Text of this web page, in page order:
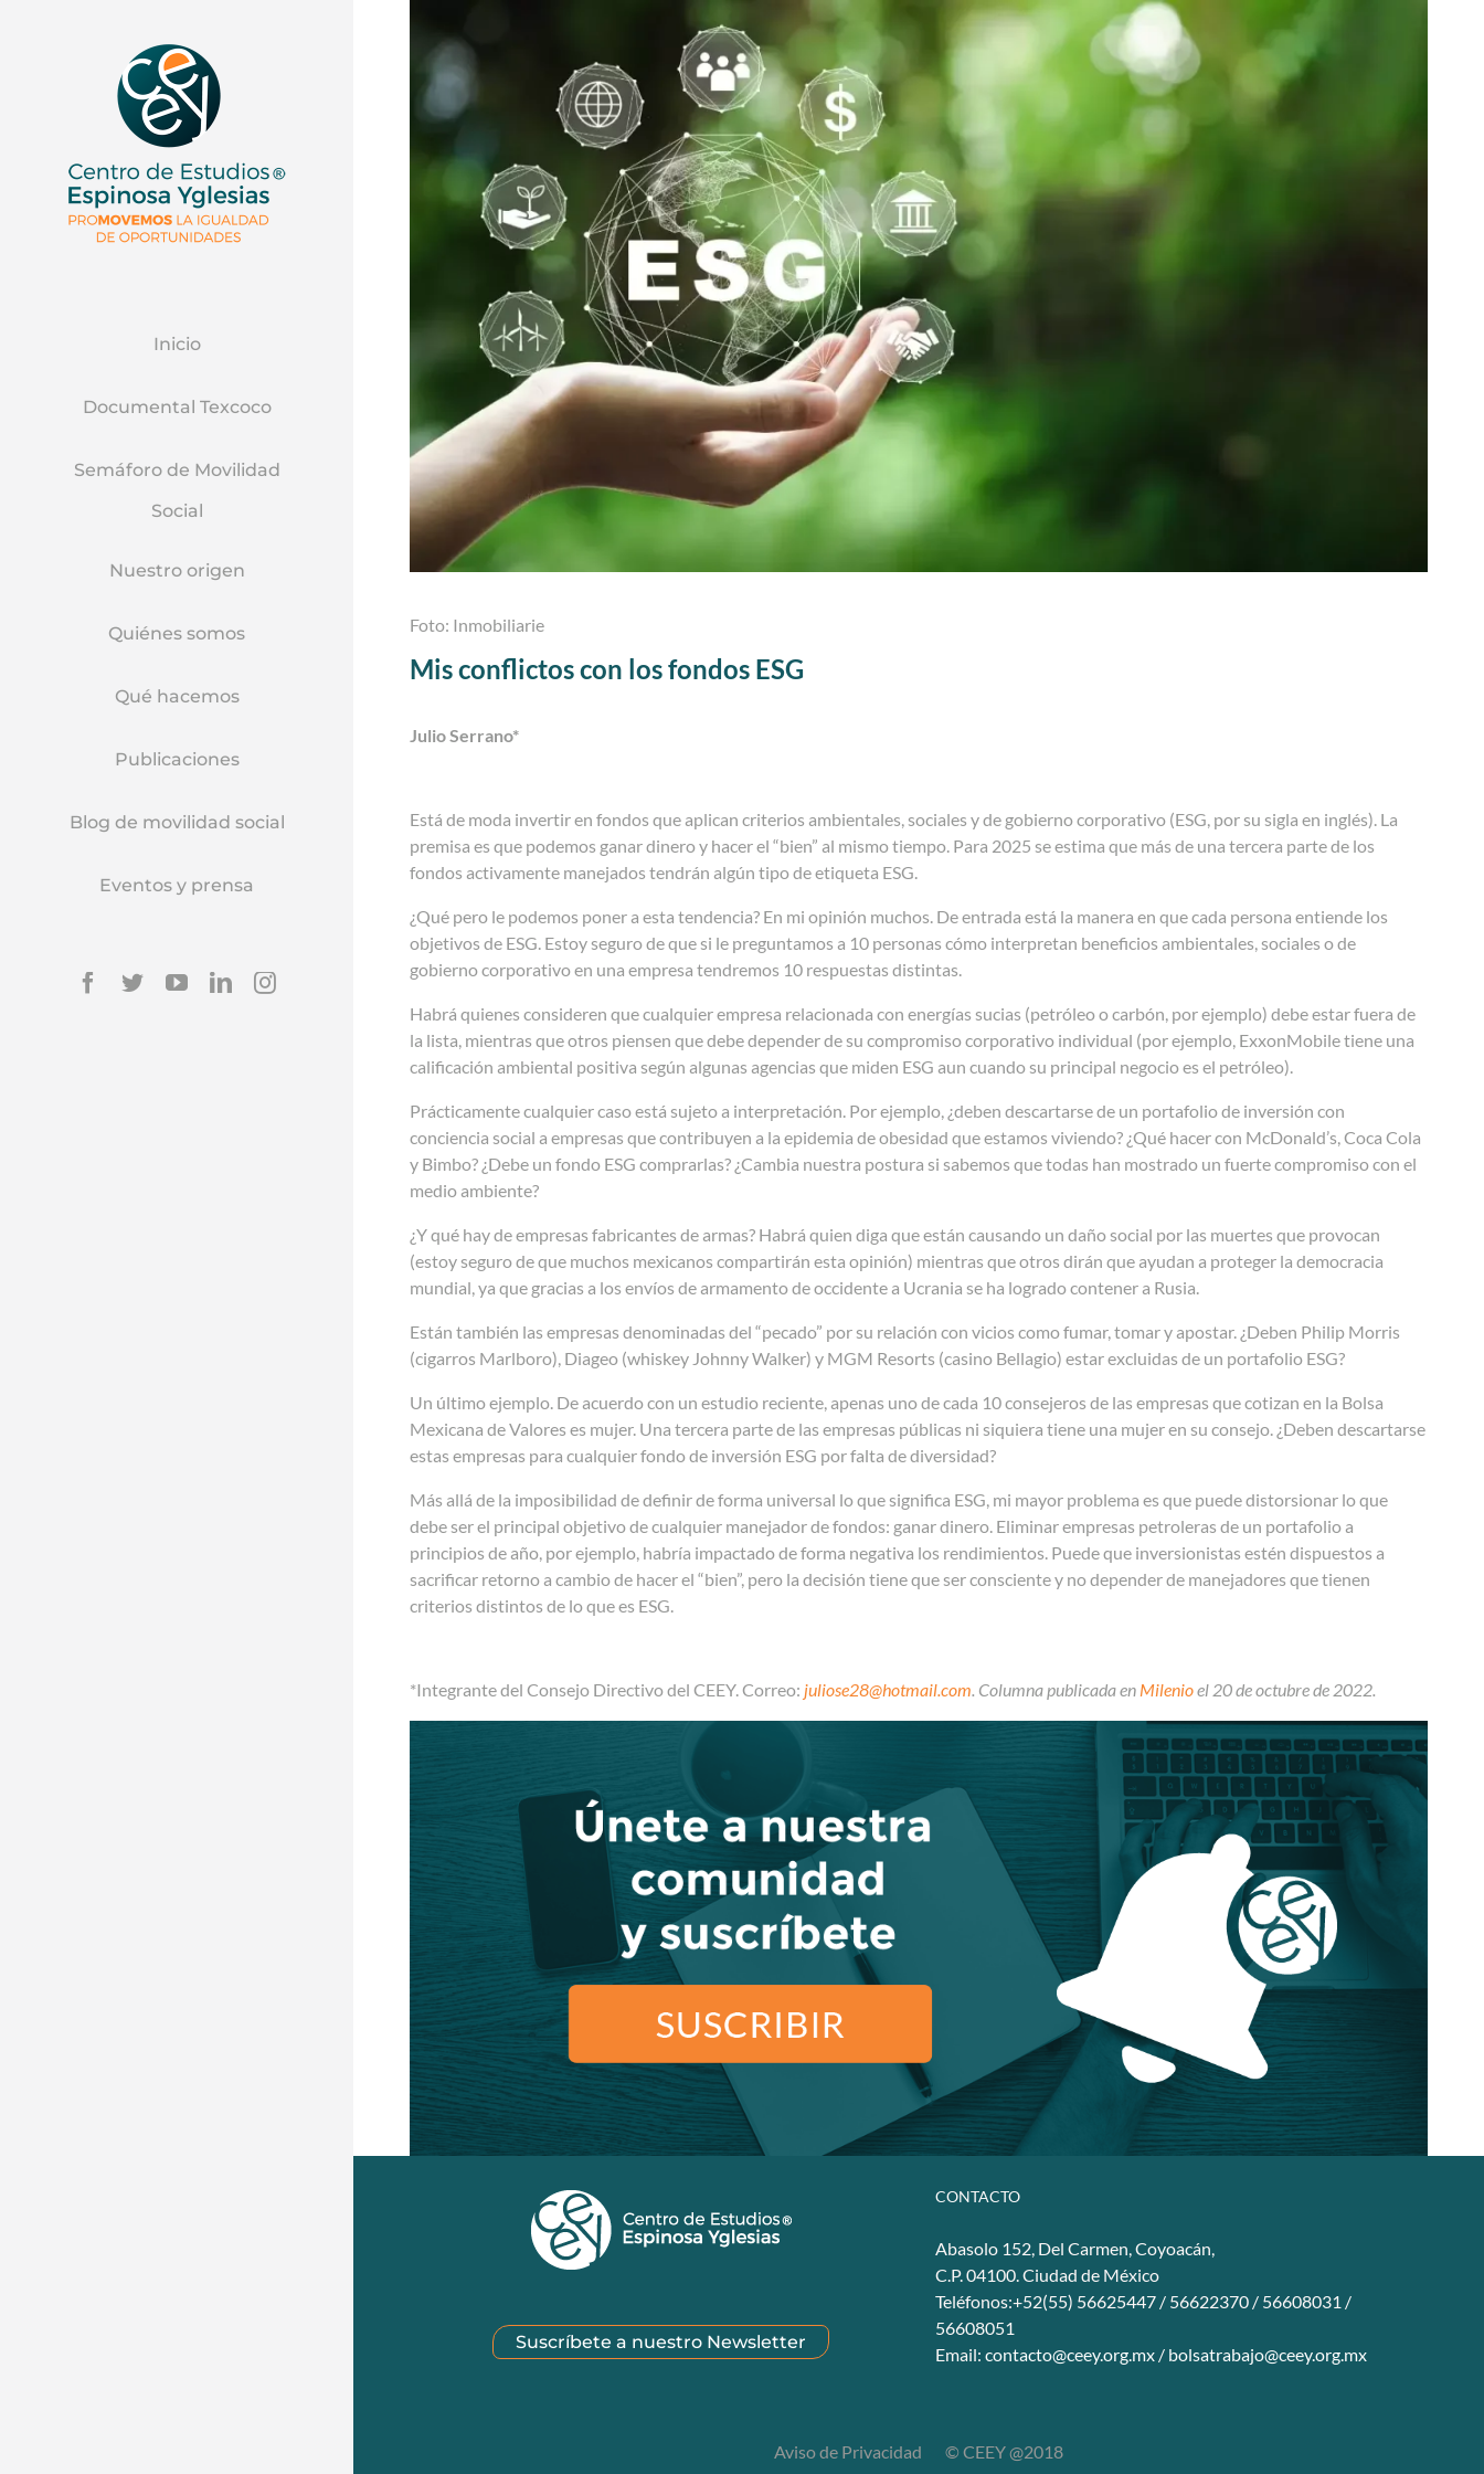
Inicio
Documental Texcoco
Semáforo de Movilidad
Social
Nuestro origen
Quiénes somos
Qué hacemos
Publicaciones
Blog de movilidad social
Eventos y prensa
Foto: Inmobiliarie
Mis conflictos con los fondos ESG
Julio Serrano*
Está de moda invertir en fondos que aplican criterios ambientales, sociales y de gobierno corporativo (ESG, por su sigla en inglés). La
premisa es que podemos ganar dinero y hacer el “bien” al mismo tiempo. Para 2025 se estima que más de una tercera parte de los
fondos activamente manejados tendrán algún tipo de etiqueta ESG.
¿Qué pero le podemos poner a esta tendencia? En mi opinión muchos. De entrada está la manera en que cada persona entiende los
objetivos de ESG. Estoy seguro de que si le preguntamos a 10 personas cómo interpretan beneficios ambientales, sociales o de
gobierno corporativo en una empresa tendremos 10 respuestas distintas.
Habrá quienes consideren que cualquier empresa relacionada con energías sucias (petróleo o carbón, por ejemplo) debe estar fuera de
la lista, mientras que otros piensen que debe depender de su compromiso corporativo individual (por ejemplo, ExxonMobile tiene una
calificación ambiental positiva según algunas agencias que miden ESG aun cuando su principal negocio es el petróleo).
Prácticamente cualquier caso está sujeto a interpretación. Por ejemplo, ¿deben descartarse de un portafolio de inversión con
conciencia social a empresas que contribuyen a la epidemia de obesidad que estamos viviendo? ¿Qué hacer con McDonald’s, Coca Cola
y Bimbo? ¿Debe un fondo ESG comprarlas? ¿Cambia nuestra postura si sabemos que todas han mostrado un fuerte compromiso con el
medio ambiente?
¿Y qué hay de empresas fabricantes de armas? Habrá quien diga que están causando un daño social por las muertes que provocan
(estoy seguro de que muchos mexicanos compartirán esta opinión) mientras que otros dirán que ayudan a proteger la democracia
mundial, ya que gracias a los envíos de armamento de occidente a Ucrania se ha logrado contener a Rusia.
Están también las empresas denominadas del “pecado” por su relación con vicios como fumar, tomar y apostar. ¿Deben Philip Morris
(cigarros Marlboro), Diageo (whiskey Johnny Walker) y MGM Resorts (casino Bellagio) estar excluidas de un portafolio ESG?
Un último ejemplo. De acuerdo con un estudio reciente, apenas uno de cada 10 consejeros de las empresas que cotizan en la Bolsa
Mexicana de Valores es mujer. Una tercera parte de las empresas públicas ni siquiera tiene una mujer en su consejo. ¿Deben descartarse
estas empresas para cualquier fondo de inversión ESG por falta de diversidad?
Más allá de la imposibilidad de definir de forma universal lo que significa ESG, mi mayor problema es que puede distorsionar lo que
debe ser el principal objetivo de cualquier manejador de fondos: ganar dinero. Eliminar empresas petroleras de un portafolio a
principios de año, por ejemplo, habría impactado de forma negativa los rendimientos. Puede que inversionistas estén dispuestos a
sacrificar retorno a cambio de hacer el “bien”, pero la decisión tiene que ser consciente y no depender de manejadores que tienen
criterios distintos de lo que es ESG.
*Integrante del Consejo Directivo del CEEY. Correo: juliose28@hotmail.com . Columna publicada en Milenioel 20 de octubre de 2022.
Suscríbete a nuestro Newsletter
CONTACTO
Abasolo 152, Del Carmen, Coyoacán,
C.P. 04100. Ciudad de México
Teléfonos:+52(55) 56625447 / 56622370 / 56608031 /
56608051
Email: contacto@ceey.org.mx / bolsatrabajo@ceey.org.mx
Aviso de Privacidad © CEEY @2018